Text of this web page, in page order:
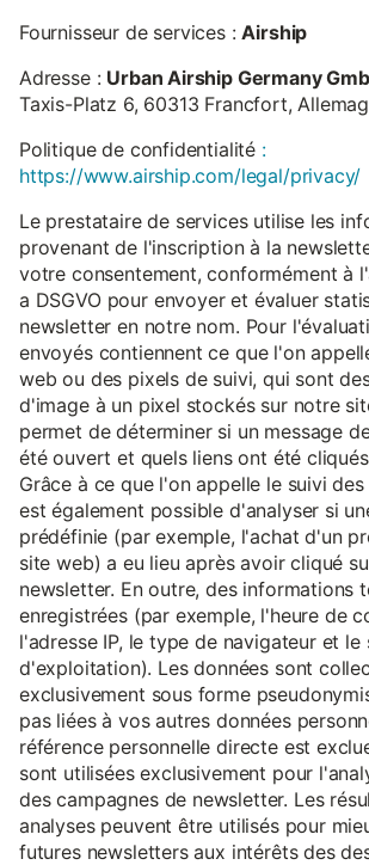
Fournisseur de services :Airship
Adresse : Urban Airship Germany
Taxis-Platz 6, 60313 Francfort,
Politique de confidentialité :
https://www.airship.com/legal/privacy/
Le prestataire de services utilise les
provenant de l'inscription à la
votre consentement, conformément à
a DSGVO pour envoyer et évaluer
newsletter en notre nom. Pour
envoyés contiennent ce que l'on
web ou des pixels de suivi, qui sont
d'image à un pixel stockés sur notre
permet de déterminer si un message
été ouvert et quels liens ont été
Grâce à ce que l'on appelle le suivi
est également possible d'analyser si
prédéfinie (par exemple, l'achat d'un
site web) a eu lieu après avoir cliqué
newsletter. En outre, des informations
enregistrées (par exemple, l'heure de
l'adresse IP, le type de navigateur et le
d'exploitation). Les données sont
exclusivement sous forme
pas liées à vos autres données
référence personnelle directe est
sont utilisées exclusivement pour
des campagnes de newsletter. Les
analyses peuvent être utilisés pour
futures newsletters aux intérêts des